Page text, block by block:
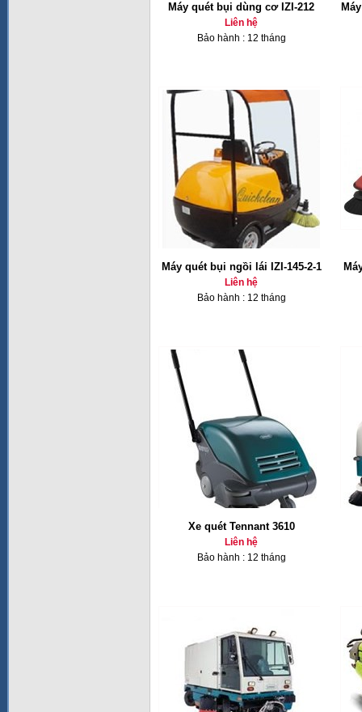
Máy quét bụi dùng cơ IZI-212
Liên hệ
Bảo hành : 12 tháng
Máy quét bụi ngồi lái IZI-145-2-1
Liên hệ
Bảo hành : 12 tháng
Xe quét Tennant 3610
Liên hệ
Bảo hành : 12 tháng